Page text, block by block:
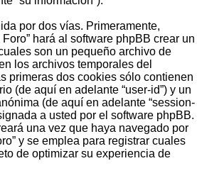
por dos vías. Primeramente,
hará al software phpBB crear un
son un pequeño archivo de
los archivos temporales del
primeras dos cookies sólo contienen
(de aquí en adelante “user-id”) y un
(de aquí en adelante “session-
a usted por el software phpBB.
una vez que haya navegado por
y se emplea para registrar cuales
de optimizar su experiencia de